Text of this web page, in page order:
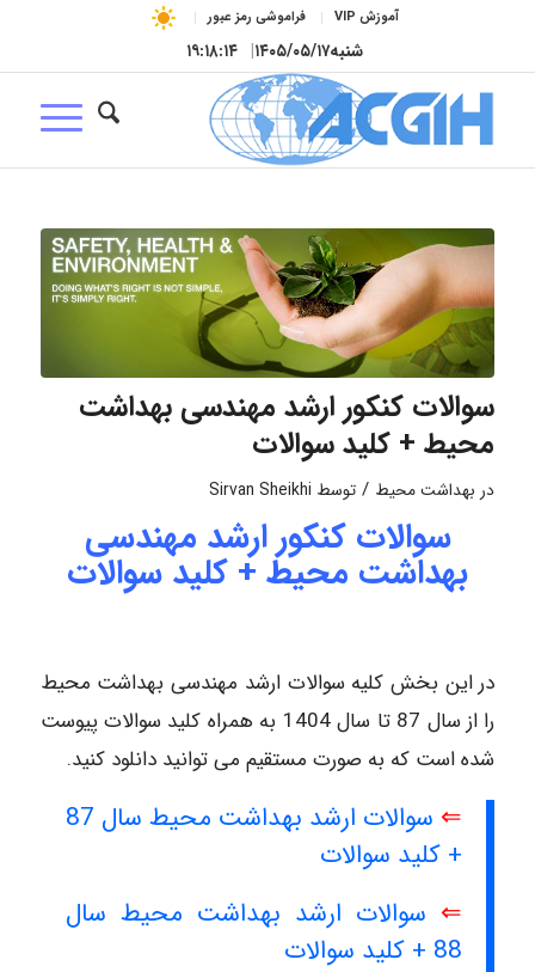
آموزش VIP فراموشی رمز عبور
شنبه۱۴۰۵/۰۵/۱۷| ۱۹:۱۸:۱۵
سوالات کنکور ارشد مهندسی بهداشت
محیط + کلید سوالات
در بهداشت محیط / توسط Sirvan Sheikhi
سوالات کنکور ارشد مهندسی
بهداشت محیط + کلید سوالات
در این بخش کلیه سوالات ارشد مهندسی بهداشت محیط
را از سال 87 تا سال 1404 به همراه کلید سوالات پیوست
شده است که به صورت مستقیم می توانید دانلود کنید.
⇐
سوالات ارشد بهداشت محیط سال 87
+ کلید سوالات
⇐ سوالات ارشد بهداشت محیط سال
88 + کلید سوالات